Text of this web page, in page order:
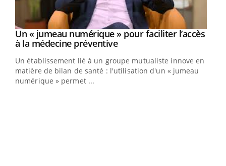
Youtube
Un « jumeau numérique » pour faciliter l’accès
à la médecine préventiveYoutube
Un établissement lié à un groupe mutualiste innove en
matière de bilan de santé : l'utilisation d'un « jumeau
numérique » permet ...